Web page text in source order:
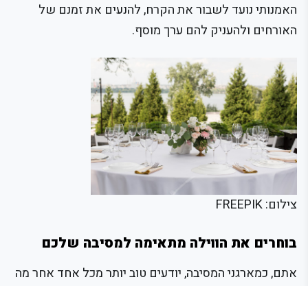
האמנותי נועד לשבור את הקרח, להנעים את זמנם של
האורחים ולהעניק להם ערך מוסף.
צילום: FREEPIK
בוחרים את הווילה מתאימה למסיבה שלכם
אתם, כמארגני המסיבה, יודעים טוב יותר מכל אחד אחר מה